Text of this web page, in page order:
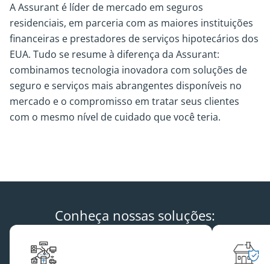
A Assurant é líder de mercado em seguros
residenciais, em parceria com as maiores instituições
financeiras e prestadores de serviços hipotecários dos
EUA. Tudo se resume à diferença da Assurant:
combinamos tecnologia inovadora com soluções de
seguro e serviços mais abrangentes disponíveis no
mercado e o compromisso em tratar seus clientes
com o mesmo nível de cuidado que você teria.
Conheça nossas soluções: